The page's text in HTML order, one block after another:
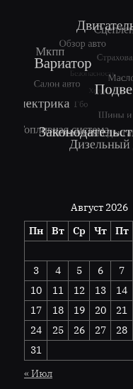
Август 2026
Пн
Вт Ср Чт Пт
3
4 5 6 7
10
11 12 13 14
17
18 19 20 21
24
25 26 27 28
31
« Июл